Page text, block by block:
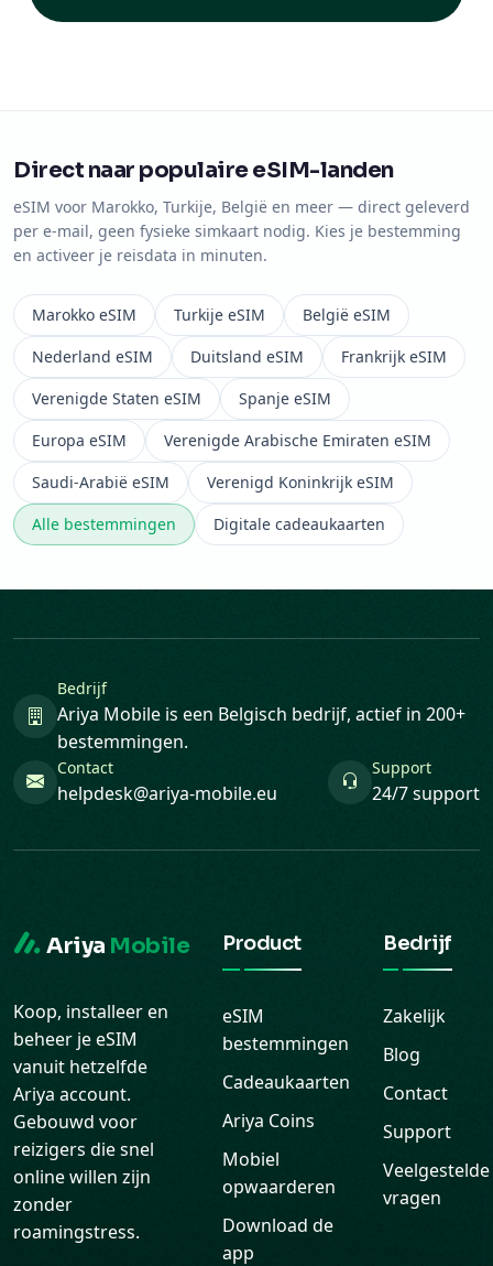
Direct naar populaire eSIM-landen
eSIM voor Marokko, Turkije, België en meer — direct geleverd
per e-mail, geen fysieke simkaart nodig. Kies je bestemming
en activeer je reisdata in minuten.
Marokko eSIM Turkije eSIM België eSIM
Nederland eSIM Duitsland eSIM Frankrijk eSIM
Verenigde Staten eSIM Spanje eSIM
Europa eSIM Verenigde Arabische Emiraten eSIM
Saudi-Arabië eSIM Verenigd Koninkrijk eSIM
Alle bestemmingen
Digitale cadeaukaarten
Bedrijf
Ariya Mobile is een Belgisch bedrijf, actief in 200+
bestemmingen.
Contact
helpdesk@ariya-mobile.eu
Support
24/7 support
Ariya Mobile
Koop, installeer en
beheer je eSIM
vanuit hetzelfde
Ariya account.
Gebouwd voor
reizigers die snel
online willen zijn
zonder
roamingstress.
Product
eSIM
bestemmingen
Cadeaukaarten
Ariya Coins
Mobiel
opwaarderen
Download de
app
Bedrijf
Zakelijk
Blog
Contact
Support
Veelgestelde
vragen